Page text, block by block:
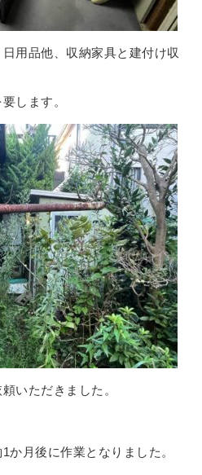
用品他、収納家具と建付け収
します。
いただきました。
か月後に作業となりました。